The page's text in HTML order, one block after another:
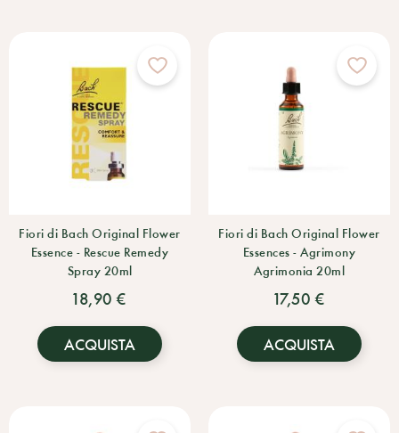
Fiori di Bach Original Flower
Essence - Rescue Remedy
Spray 20ml
18,90 €
ACQUISTA
Fiori di Bach Original Flower
Essences - Agrimony
Agrimonia 20ml
17,50 €
ACQUISTA